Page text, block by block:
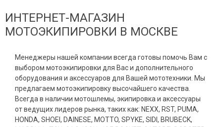
ИНТЕРНЕТ-МАГАЗИН
МОТОЭКИПИРОВКИ В МОСКВЕ
Менеджеры нашей компании всегда готовы помочь Вам с
выбором мотоэкипировки для Вас и дополнительного
оборудования и аксессуаров для Вашей мототехники. Мы
предлагаем мотоэкипировку высочайшего качества.
Всегда в наличии мотошлемы, экипировка и аксессуары
от ведущих лидеров рынка, таких как: NEXX, RST, PUMA,
HONDA, SHOEI, DAINESE, MOTTO, SPYKE, SIDI, BRUBECK,